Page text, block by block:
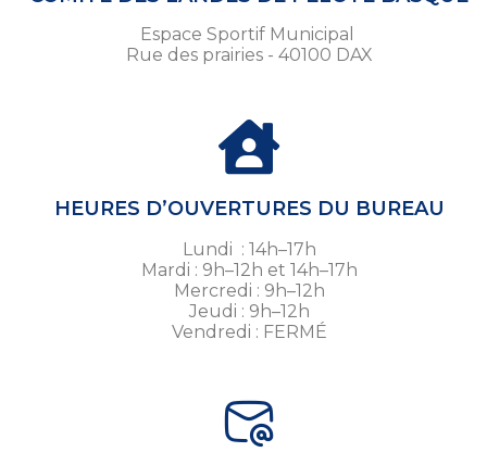
Espace Sportif Municipal
Rue des prairies - 40100 DAX
HEURES D’OUVERTURES DU BUREAU
Lundi : 14h–17h
Mardi : 9h–12h et 14h–17h
Mercredi : 9h–12h
Jeudi : 9h–12h
Vendredi : FERMÉ